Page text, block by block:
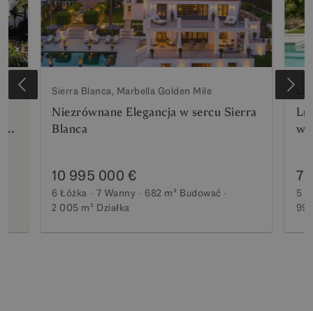
Sierra Blanca, Marbella Golden Mile
Niezrównane Elegancja w sercu Sierra
Blanca
10 995 000 €
6 Łóżka 7 Wanny 682 m² Budować
2 005 m² Działka
7
5